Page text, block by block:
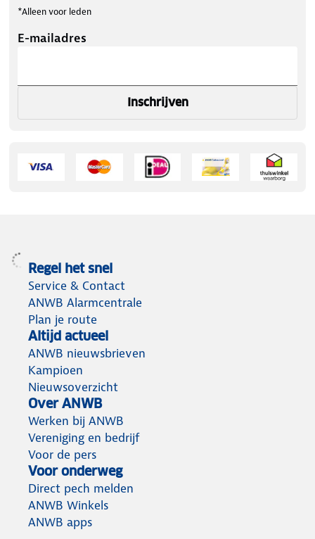
*Alleen voor leden
E-mailadres
Inschrijven
Regel het snel
Service & Contact
ANWB Alarmcentrale
Plan je route
Altijd actueel
ANWB nieuwsbrieven
Kampioen
Nieuwsoverzicht
Over ANWB
Werken bij ANWB
Vereniging en bedrijf
Voor de pers
Voor onderweg
Direct pech melden
ANWB Winkels
ANWB apps